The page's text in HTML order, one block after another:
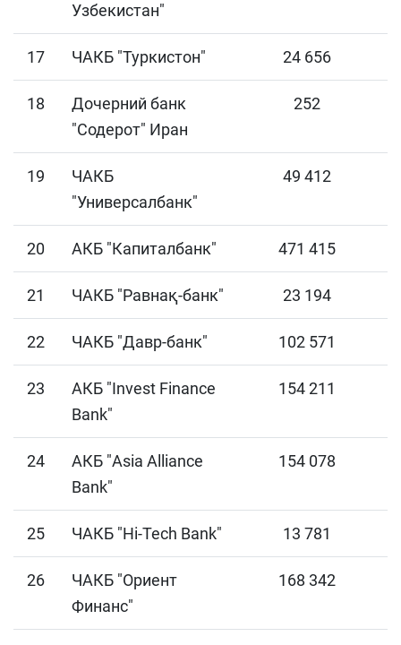
Узбекистан"
17 ЧАКБ "Туркистон" 24 656
18
Дочерний банк
"Содерот" Иран
252
19
ЧАКБ
"Универсалбанк"
49 412
20 АКБ "Капиталбанк" 471 415
21 ЧАКБ "Равнақ-банк" 23 194
22 ЧАКБ "Давр-банк" 102 571
23
АКБ "Invest Finance
Bank"
154 211
24
АКБ "Asia Alliance
Bank"
154 078
25 ЧАКБ "Hi-Tech Bank" 13 781
26
ЧАКБ "Ориент
Финанс"
168 342